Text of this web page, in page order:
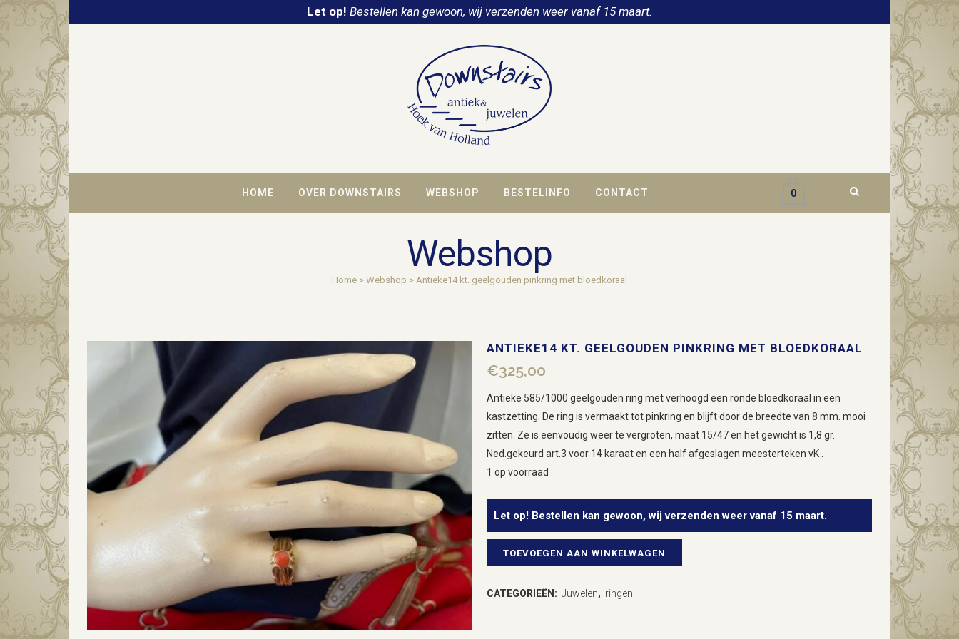
Let op! Bestellen kan gewoon, wij verzenden weer vanaf 15 maart.
HOME OVER DOWNSTAIRS WEBSHOP BESTELINFO CONTACT 0
Webshop
Home > Webshop > Antieke14 kt. geelgouden pinkring met bloedkoraal
ANTIEKE14 KT. GEELGOUDEN PINKRING MET BLOEDKORAAL
€325,00
Antieke 585/1000 geelgouden ring met verhoogd een ronde bloedkoraal in een
kastzetting. De ring is vermaakt tot pinkring en blijft door de breedte van 8 mm. mooi
zitten. Ze is eenvoudig weer te vergroten, maat 15/47 en het gewicht is 1,8 gr.
Ned.gekeurd art.3 voor 14 karaat en een half afgeslagen meesterteken vK .
1 op voorraad
Let op! Bestellen kan gewoon, wij verzenden weer vanaf 15 maart.
Antieke14
TOEVOEGEN AAN WINKELWAGEN
CATEGORIEËN: Juwelen, ringen